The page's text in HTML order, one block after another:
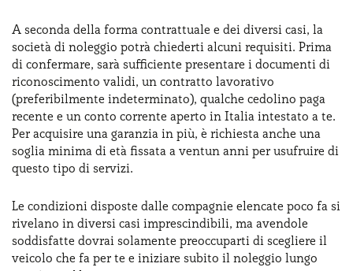
A seconda della forma contrattuale e dei diversi casi, la
società di noleggio potrà chiederti alcuni requisiti. Prima
di confermare, sarà sufficiente presentare i documenti di
riconoscimento validi, un contratto lavorativo
(preferibilmente indeterminato), qualche cedolino paga
recente e un conto corrente aperto in Italia intestato a te.
Per acquisire una garanzia in più, è richiesta anche una
soglia minima di età fissata a ventun anni per usufruire di
questo tipo di servizi.
Le condizioni disposte dalle compagnie elencate poco fa si
rivelano in diversi casi imprescindibili, ma avendole
soddisfatte dovrai solamente preoccuparti di scegliere il
veicolo che fa per te e iniziare subito il noleggio lungo